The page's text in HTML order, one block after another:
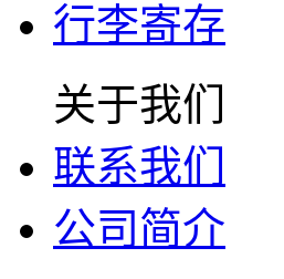
行李寄存
关于我们
联系我们
公司简介